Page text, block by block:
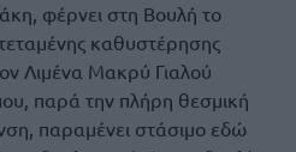
φέρνει στη Βουλή το
καθυστέρησης
Λιμένα Μακρύ Γιαλού
παρά την πλήρη θεσμική
παραμένει στάσιμο εδώ